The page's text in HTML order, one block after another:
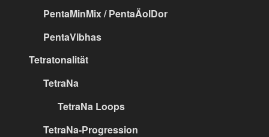
PentaMinMix / PentaÄolDor
PentaVibhas
Tetratonalität
TetraNa
TetraNa Loops
TetraNa-Progression